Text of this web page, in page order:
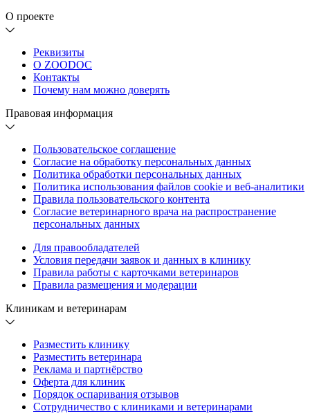
О проекте
Реквизиты
О ZOODOC
Контакты
Почему нам можно доверять
Правовая информация
Пользовательское соглашение
Согласие на обработку персональных данных
Политика обработки персональных данных
Политика использования файлов cookie и веб-аналитики
Правила пользовательского контента
Согласие ветеринарного врача на распространение
персональных данных
Для правообладателей
Условия передачи заявок и данных в клинику
Правила работы с карточками ветеринаров
Правила размещения и модерации
Клиникам и ветеринарам
Разместить клинику
Разместить ветеринара
Реклама и партнёрство
Оферта для клиник
Порядок оспаривания отзывов
Сотрудничество с клиниками и ветеринарами